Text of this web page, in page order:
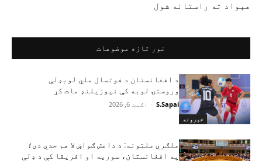
هېواد ته راستانه شول
نور تازه موضوعات
خبرونه
د افغانستان د فوتسال ملي لوبډلې
وروستۍ لوبه کې نیوزیلنډ مات کړ
S.Sapai
- اګست 6, 2026
ملګري ملتونه: د داعش ګواښ لا هم جدي دی؛
په افغانستان، سوریه او افریقا کې د ډلې